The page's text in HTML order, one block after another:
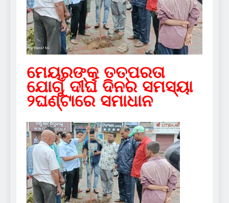
ମେୟରଙ୍କ ତତ୍ପରତା
ଯୋଗୁଁ ଦୀର୍ଘ ଦିନର ସମସ୍ୟା
୨ଘଣ୍ଟାରେ ସମାଧାନ